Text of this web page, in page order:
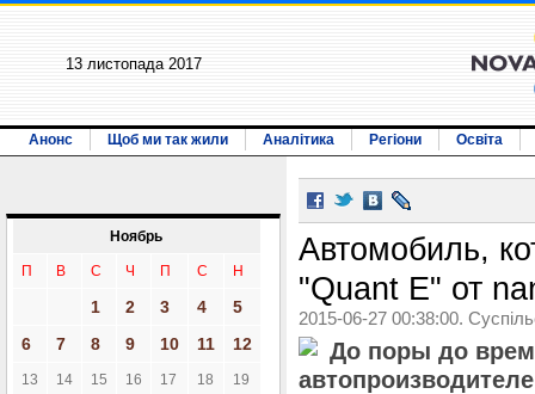
13 листопада 2017
Анонс Щоб ми так жили Аналітика Регіони Освіта
Ноябрь
П В С Ч П С Н
1 2 3 4
5
6
7 8 9 10 11 12
13 14 15 16 17 18 19
Автомобиль,
"Quant E" от
2015-06-27 00:38:00.
До поры до